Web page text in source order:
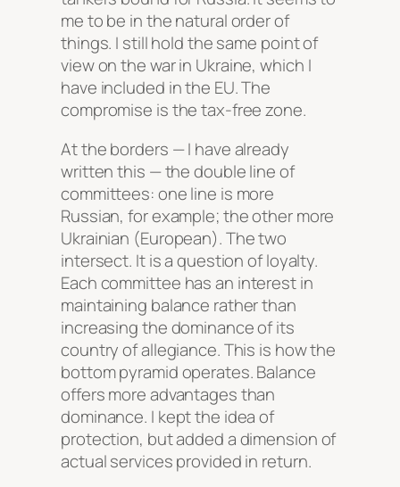
me to be in the natural order of
things. I still hold the same point of
view on the war in Ukraine, which I
have included in the EU. The
compromise is the tax-free zone.
At the borders — I have already
written this — the double line of
committees: one line is more
Russian, for example; the other more
Ukrainian (European). The two
intersect. It is a question of loyalty.
Each committee has an interest in
maintaining balance rather than
increasing the dominance of its
country of allegiance. This is how the
bottom pyramid operates. Balance
offers more advantages than
dominance. I kept the idea of
protection, but added a dimension of
actual services provided in return.